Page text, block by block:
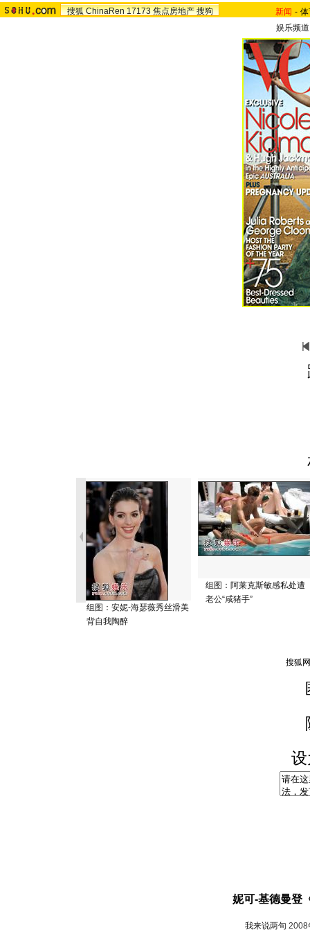
搜狐 ChinaRen 17173 焦点房地产 搜狗 新闻 -
娱乐频道
组图：安妮-海瑟薇秀丝滑美
背自我陶醉
组图：阿莱克斯敏感私处遭
老公“咸猪手”
妮可-基德曼登
我来说两句 2008